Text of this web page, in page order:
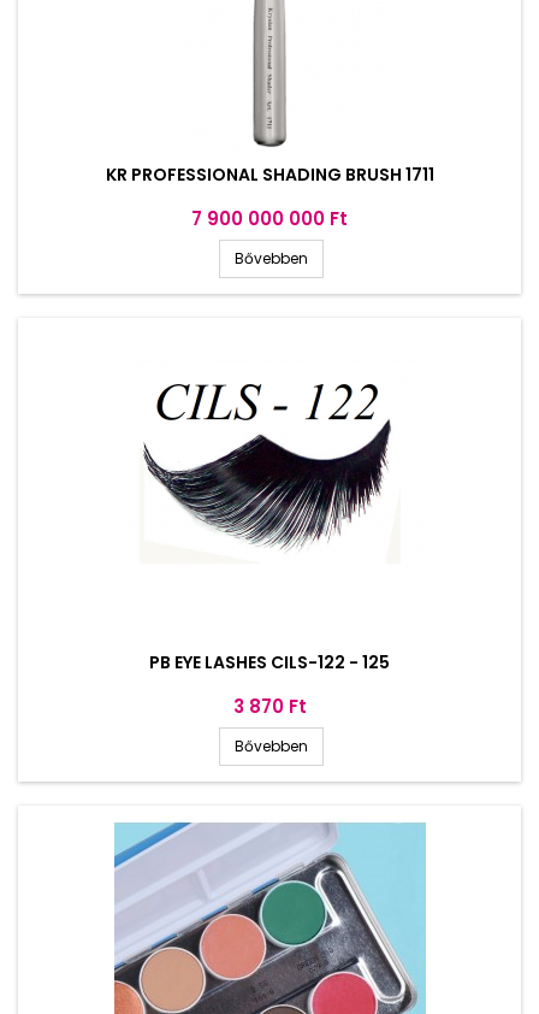
KR PROFESSIONAL SHADING BRUSH 1711
Ár
7 900 000 000 Ft
Bővebben
PB EYE LASHES CILS-122 - 125
Ár
3 870 Ft
Bővebben